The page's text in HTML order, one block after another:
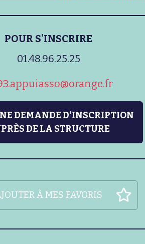
POUR S'INSCRIRE
01.48.96.25.25
DEMANDE D'INSCRIPTION
DE LA STRUCTURE
À MES FAVORIS